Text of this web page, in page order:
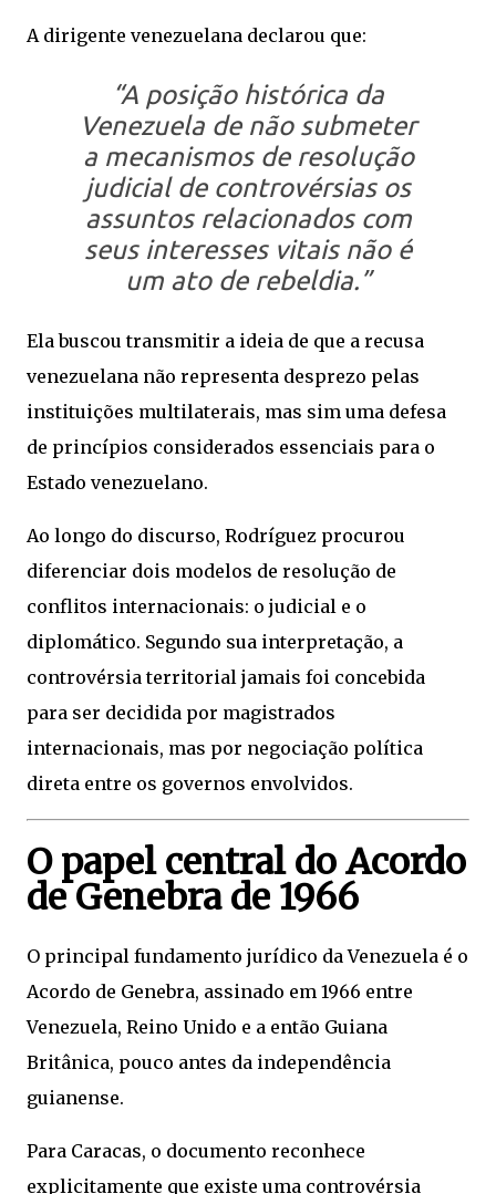
A dirigente venezuelana declarou que:
“A posição histórica da
Venezuela de não submeter
a mecanismos de resolução
judicial de controvérsias os
assuntos relacionados com
seus interesses vitais não é
um ato de rebeldia.”
Ela buscou transmitir a ideia de que a recusa
venezuelana não representa desprezo pelas
instituições multilaterais, mas sim uma defesa
de princípios considerados essenciais para o
Estado venezuelano.
Ao longo do discurso, Rodríguez procurou
diferenciar dois modelos de resolução de
conflitos internacionais: o judicial e o
diplomático. Segundo sua interpretação, a
controvérsia territorial jamais foi concebida
para ser decidida por magistrados
internacionais, mas por negociação política
direta entre os governos envolvidos.
O papel central do Acordo
de Genebra de 1966
O principal fundamento jurídico da Venezuela é o
Acordo de Genebra, assinado em 1966 entre
Venezuela, Reino Unido e a então Guiana
Britânica, pouco antes da independência
guianense.
Para Caracas, o documento reconhece
explicitamente que existe uma controvérsia